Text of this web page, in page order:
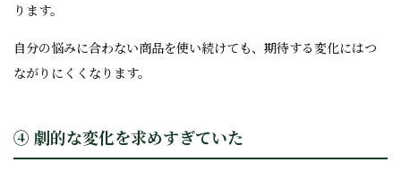
ります。
自分の悩みに合わない商品を使い続けても、期待する変化にはつ
ながりにくくなります。
④ 劇的な変化を求めすぎていた